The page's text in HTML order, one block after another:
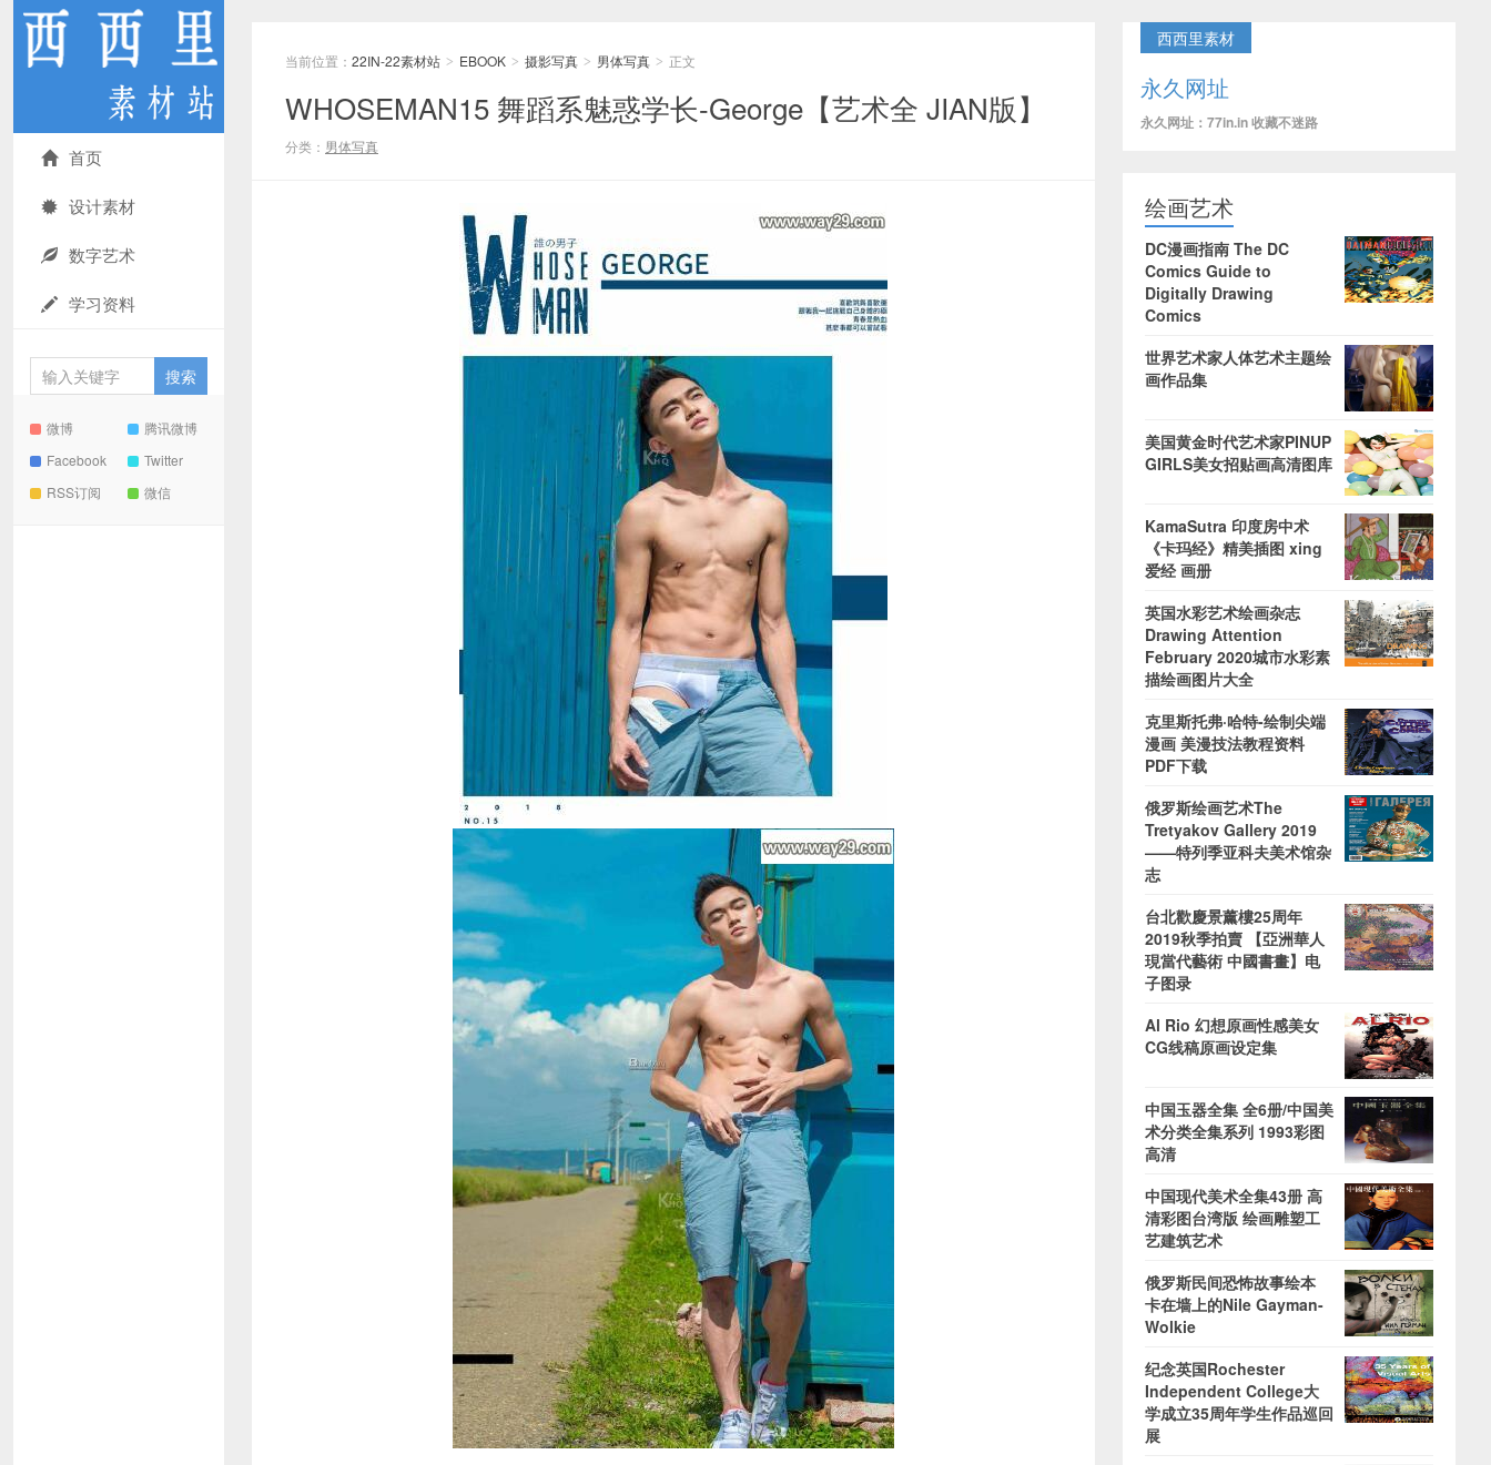
首页
设计素材
数字艺术
学习资料
微博
腾讯微博
Facebook
Twitter
RSS订阅
微信
当前位置： 22IN-22素材站 > EBOOK > 摄影写真 > 男体写真 > 正文
WHOSEMAN15 舞蹈系魅惑学长-George【艺术全 JIAN版】
分类： 男体写真
西西里素材
永久网址
永久网址：77in.in 收藏不迷路
绘画艺术
DC漫画指南 The DC
Comics Guide to
Digitally Drawing
Comics
世界艺术家人体艺术主题绘
画作品集
美国黄金时代艺术家PINUP
GIRLS美女招贴画高清图库
KamaSutra 印度房中术
《卡玛经》精美插图 xing
爱经 画册
英国水彩艺术绘画杂志
Drawing Attention
February 2020城市水彩素
描绘画图片大全
克里斯托弗·哈特-绘制尖端
漫画 美漫技法教程资料
PDF下载
俄罗斯绘画艺术The
Tretyakov Gallery 2019
——特列季亚科夫美术馆杂
志
台北歡慶景薰樓25周年
2019秋季拍賣 【亞洲華人
現當代藝術 中國書畫】电
子图录
Al Rio 幻想原画性感美女
CG线稿原画设定集
中国玉器全集 全6册/中国美
术分类全集系列 1993彩图
高清
中国现代美术全集43册 高
清彩图台湾版 绘画雕塑工
艺建筑艺术
俄罗斯民间恐怖故事绘本
卡在墙上的Nile Gayman-
Wolkie
纪念英国Rochester
Independent College大
学成立35周年学生作品巡回
展